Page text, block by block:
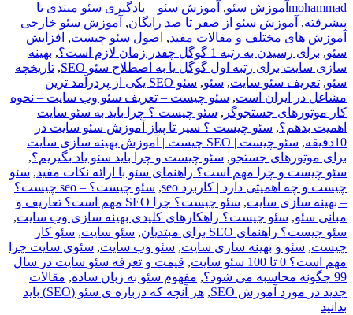
mohammad آموزش سئو, آموزش سئو – یادگیری سئو مبتدی تا
پیشرفته, آموزش سئو از صفر تا صد رایگان, آموزش سئو خارجی –
آموزش های مختلف و مقالات مفید, اصول سئو چیست, افزایش
سئو, برای رسیدن به رتبه 1 گوگل چقدر زمان لازم است؟ , بهینه
سازی سایت برای رتبه اول گوگل یا به اصطلاح سئو SEO
, تاریخچه
سئو,
, سئو,
سئو SEO یکی از پردرآمد ترین
مشاغل در ایران است, سئو چیست – تعریف سئو وب سایت – نحوه
کار موتورهای جستجوگر , سئو چیست ؟ چرا باید به سئو سایت
اهمیت بدهم؟, سئو چیست ؟ سیر تا پیاز آموزش سئو سایت در
10دقیقه
,
سئو چیست | SEO چیست | آموزش بهینه سازی سایت
برای موتورهای جستجو, سئو چیست و چرا باید سئو یاد بگیریم؟,
سئو چیست و چرا مهم است؟ راهنمای سئو با ارائه نکات مفید, سئو
چیست و چه اهمیتی دارد | کاربرد seo
,
سئو چیست؟ – seo چیست؟
– بهینه سازی سایت,
سئو چیست؟ چرا SEO مهم است؟ تعاریف و
مبانی سئو, سئو چیست؟ راهکارهای کلیدی بهینه سازی وب سایت,
سئو چیست؟ راهنمای SEO برای مبتدیان
, سئو سایت, سئو کار
چیست, سئو و بهینه سازی سایت, سئو وب سایت, سئوی سایت چرا
مهم است؟ 0 تا 100 سئو سایت
, قیمت و تعرفه سئو سایت در سال
99 چگونه محاسبه می شود؟
, مفهوم سئو به زبان ساده, مقالات
جدید در مورد آموزش SEO
,
هر آنچه که درباره ی سئو (SEO) باید
بدانید